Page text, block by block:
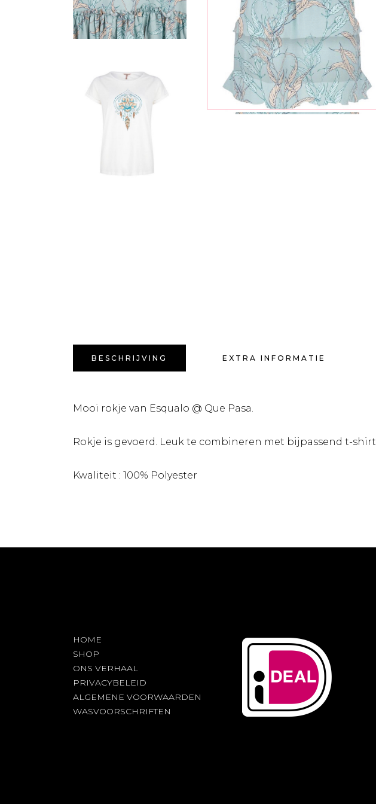
BESCHRIJVING EXTRA INFORMATIE
Mooi rokje van Esqualo @ Que Pasa.
Rokje is gevoerd. Leuk te combineren met bijpassend t-shirt
Kwaliteit : 100% Polyester
HOME
SHOP
ONS VERHAAL
PRIVACYBELEID
ALGEMENE VOORWAARDEN
WASVOORSCHRIFTEN